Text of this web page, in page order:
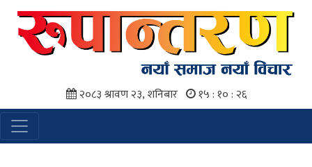
२०८३ श्रावण २३, शनिबार १५ : १० : २६